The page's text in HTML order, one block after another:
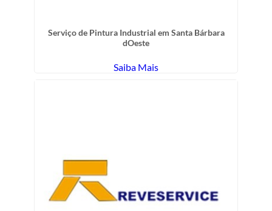
Serviço de Pintura Industrial em Santa Bárbara
dOeste
Saiba Mais